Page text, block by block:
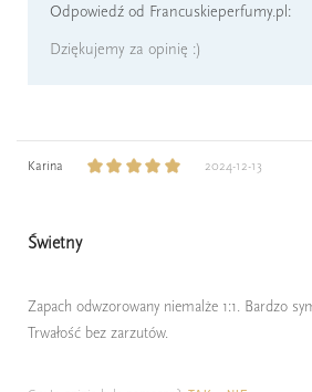
Odpowiedź od Francuskieperfumy.pl:
Dziękujemy za opinię :)
Karina 2024-12-13
Świetny
Zapach odwzorowany niemalże 1:1. Bardzo
Trwałość bez zarzutów.